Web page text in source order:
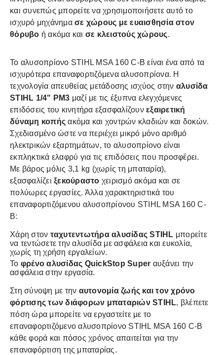
και συνεπώς μπορείτε να χρησιμοποιήσετε αυτό το
ισχυρό μηχάνημα σε χώρους με ευαισθησία στον
θόρυβο ή ακόμα και σε κλειστούς χώρους.
Το αλυσοπρίονο STIHL MSA 160 C-B είναι ένα από τα
ισχυρότερα επαναφορτιζόμενα αλυσοπρίονα. Η
τεχνολογία απευθείας μετάδοσης ισχύος στην αλυσίδα
STIHL 1/4" PM3 μαζί με τις έξυπνα ελεγχόμενες
επιδόσεις του κινητήρα εξασφαλίζουν εξαιρετική
δύναμη κοπής ακόμα και χοντρών κλαδιών και δοκών.
Σχεδιασμένο ώστε να περιέχει μικρό μόνο αριθμό
ηλεκτρικών εξαρτημάτων, το αλυσοπρίονο είναι
εκπληκτικά ελαφρύ για τις επιδόσεις που προσφέρει.
Με βάρος μόλις 3,1 kg (χωρίς τη μπαταρία),
εξασφαλίζει ξεκούραστο χειρισμό ακόμα και σε
πολύωρες εργασίες. Άλλα χαρακτηριστικά του
επαναφορτιζόμενου αλυσοπρίονου STIHL MSA 160 C-
B:
Χάρη στον ταχυτεντωτήρα αλυσίδας STIHL μπορείτε
να τεντώσετε την αλυσίδα με ασφάλεια και ευκολία,
χωρίς τη χρήση εργαλείων.
Το φρένο αλυσίδας QuickStop Super αυξάνει την
ασφάλεια στην εργασία.
Στη σύνοψη με την αυτονομία ζωής και τον χρόνο
φόρτισης των διάφορων μπαταριών STIHL, βλέπετε
πόση ώρα μπορείτε να εργαστείτε με το
επαναφορτιζόμενο αλυσοπρίονο STIHL MSA 160 C-B
κάθε φορά και πόσος χρόνος απαιτείται για την
επαναφόρτιση της μπαταρίας.